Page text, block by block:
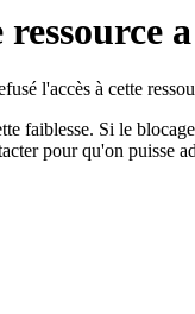
l'accès à cette
faiblesse. Si le
pour qu'on puisse